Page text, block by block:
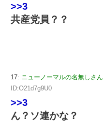
>>3
共産党員？？
17: ニューノーマルの名無しさん
ID:O21d7g9U0
>>3
ん？ソ連かな？